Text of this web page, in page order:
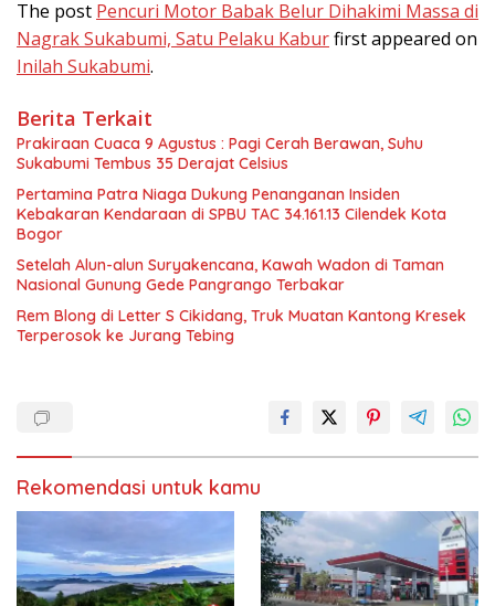
The post Pencuri Motor Babak Belur Dihakimi Massa di
Nagrak Sukabumi, Satu Pelaku Kaburfirst appeared on
Inilah Sukabumi.
Berita Terkait
Prakiraan Cuaca 9 Agustus : Pagi Cerah Berawan, Suhu
Sukabumi Tembus 35 Derajat Celsius
Pertamina Patra Niaga Dukung Penanganan Insiden
Kebakaran Kendaraan di SPBU TAC 34.161.13 Cilendek Kota
Bogor
Setelah Alun-alun Suryakencana, Kawah Wadon di Taman
Nasional Gunung Gede Pangrango Terbakar
Rem Blong di Letter S Cikidang, Truk Muatan Kantong Kresek
Terperosok ke Jurang Tebing
Rekomendasi untuk kamu